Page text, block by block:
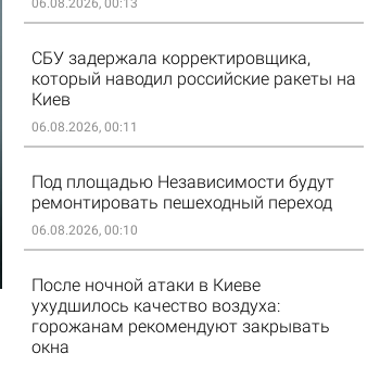
06.08.2026, 00:13
СБУ задержала корректировщика,
который наводил российские ракеты на
Киев
06.08.2026, 00:11
Под площадью Независимости будут
ремонтировать пешеходный переход
06.08.2026, 00:10
После ночной атаки в Киеве
ухудшилось качество воздуха:
горожанам рекомендуют закрывать
окна